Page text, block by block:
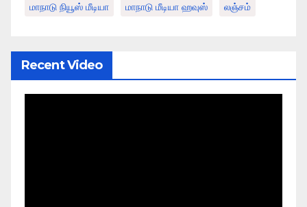
மாநாடு நியூஸ் மீடியா மாநாடு மீடியா ஹவுஸ் லஞ்சம்
Recent Video